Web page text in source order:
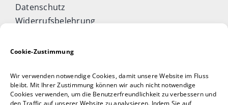
Cookie-Zustimmung
Wir verwenden notwendige Cookies, damit unsere Website im Fluss
bleibt. Mit Ihrer Zustimmung können wir auch nicht notwendige
Cookies verwenden, um die Benutzerfreundlichkeit zu verbessern und
den Traffic auf unserer Website zu analysieren. Indem Sie auf
Datenschutz
Widerrufsbelehrung
Allgemeine Geschäftsbedingungen
Taijiquan & Qigong Journal
DAOCONCEPTS Verlag